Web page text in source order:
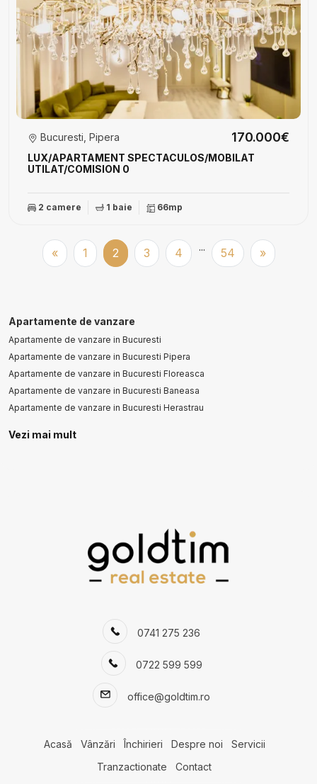
LUX/APARTAMENT SPECTACULOS/MOBILAT
UTILAT/COMISION 0
Bucuresti, Pipera 170.000€
2 camere 1 baie 66mp
« 1 2 3 4 ... 54 »
Apartamente de vanzare
Apartamente de vanzare in Bucuresti
Apartamente de vanzare in Bucuresti Pipera
Apartamente de vanzare in Bucuresti Floreasca
Apartamente de vanzare in Bucuresti Baneasa
Apartamente de vanzare in Bucuresti Herastrau
Apartamente de vanzare in Bucuresti Aviatorilor
Case de vanzare in Bucuresti Pipera
Case de vanzare in Bucuresti Iancu Nicolae
Case de vanzare in Snagov
Case de vanzare in Corbeanca
Case de vanzare in Tunari Est
Terenuri de vanzare
Terenuri de vanzare in Jilava
Vezi mai mult
0741 275 236
0722 599 599
office@goldtim.ro
Acasă Vânzări Închirieri Despre noi
Servicii
Tranzactionate
Contact